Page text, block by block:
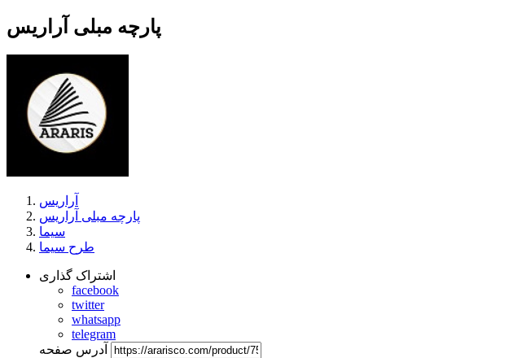
پارچه مبلی آراریس
آراریس
پارچه مبلی آراریس
سیما
طرح سیما
اشتراک گذاری
facebook
twitter
whatsapp
telegram
آدرس صفحه